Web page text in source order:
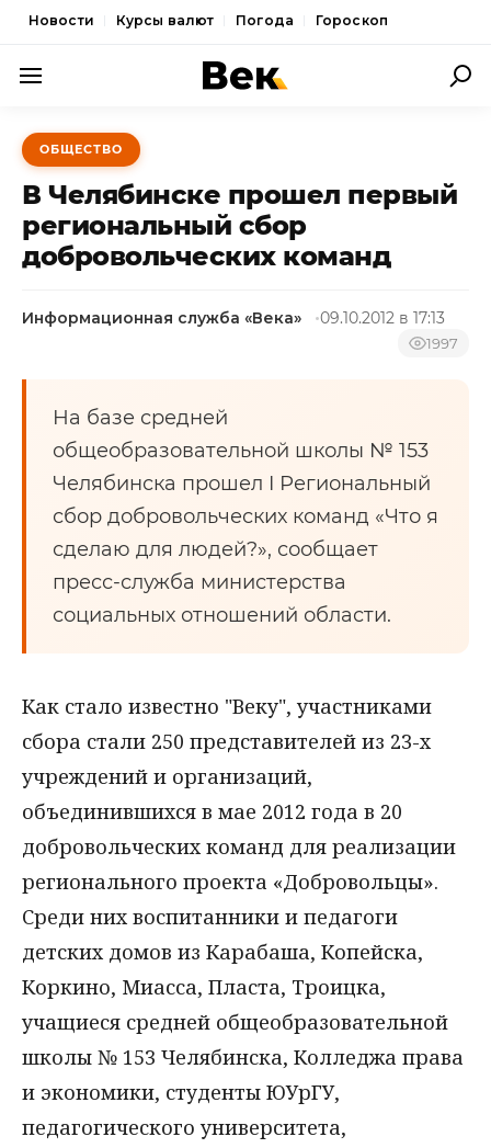
Новости Курсы валют Погода Гороскоп
ПОЛИТИКА
ЭКОНОМИКА
ОБЩЕСТВО
СПОРТ
ОБЩЕСТВО
В Челябинске прошел первый
региональный сбор
добровольческих команд
Информационная служба «Века» 09.10.2012 в 17:13
1997
На базе средней
общеобразовательной школы № 153
Челябинска прошел I Региональный
сбор добровольческих команд «Что я
сделаю для людей?», сообщает
пресс-служба министерства
социальных отношений области.
Как стало известно "Веку", участниками
сбора стали 250 представителей из 23-х
учреждений и организаций,
объединившихся в мае 2012 года в 20
добровольческих команд для реализации
регионального проекта «Добровольцы».
Среди них воспитанники и педагоги
детских домов из Карабаша, Копейска,
Коркино, Миасса, Пласта, Троицка,
учащиеся средней общеобразовательной
школы № 153 Челябинска, Колледжа права
и экономики, студенты ЮУрГУ,
педагогического университета,